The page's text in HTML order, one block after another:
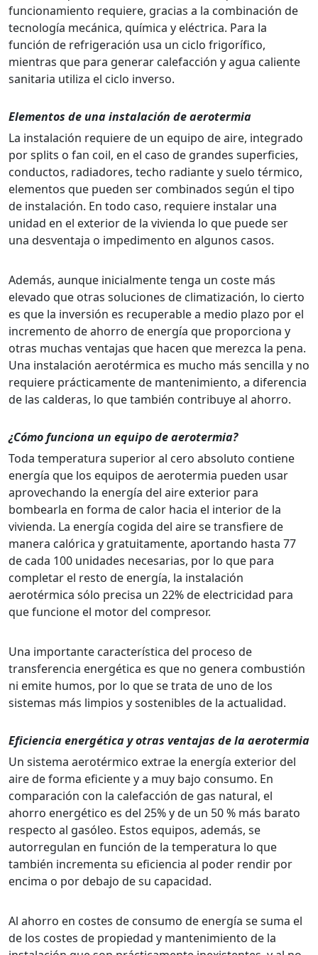
funcionamiento requiere, gracias a la combinación de
tecnología mecánica, química y eléctrica. Para la
función de refrigeración usa un ciclo frigorífico,
mientras que para generar calefacción y agua caliente
sanitaria utiliza el ciclo inverso.
Elementos de una instalación de aerotermia
La instalación requiere de un equipo de aire, integrado
por splits o fan coil, en el caso de grandes superficies,
conductos, radiadores, techo radiante y suelo térmico,
elementos que pueden ser combinados según el tipo
de instalación. En todo caso, requiere instalar una
unidad en el exterior de la vivienda lo que puede ser
una desventaja o impedimento en algunos casos.
Además, aunque inicialmente tenga un coste más
elevado que otras soluciones de climatización, lo cierto
es que la inversión es recuperable a medio plazo por el
incremento de ahorro de energía que proporciona y
otras muchas ventajas que hacen que merezca la pena.
Una instalación aerotérmica es mucho más sencilla y no
requiere prácticamente de mantenimiento, a diferencia
de las calderas, lo que también contribuye al ahorro.
¿Cómo funciona un equipo de aerotermia?
Toda temperatura superior al cero absoluto contiene
energía que los equipos de aerotermia pueden usar
aprovechando la energía del aire exterior para
bombearla en forma de calor hacia el interior de la
vivienda. La energía cogida del aire se transfiere de
manera calórica y gratuitamente, aportando hasta 77
de cada 100 unidades necesarias, por lo que para
completar el resto de energía, la instalación
aerotérmica sólo precisa un 22% de electricidad para
que funcione el motor del compresor.
Una importante característica del proceso de
transferencia energética es que no genera combustión
ni emite humos, por lo que se trata de uno de los
sistemas más limpios y sostenibles de la actualidad.
Eficiencia energética y otras ventajas de la aerotermia
Un sistema aerotérmico extrae la energía exterior del
aire de forma eficiente y a muy bajo consumo. En
comparación con la calefacción de gas natural, el
ahorro energético es del 25% y de un 50 % más barato
respecto al gasóleo. Estos equipos, además, se
autorregulan en función de la temperatura lo que
también incrementa su eficiencia al poder rendir por
encima o por debajo de su capacidad.
Al ahorro en costes de consumo de energía se suma el
de los costes de propiedad y mantenimiento de la